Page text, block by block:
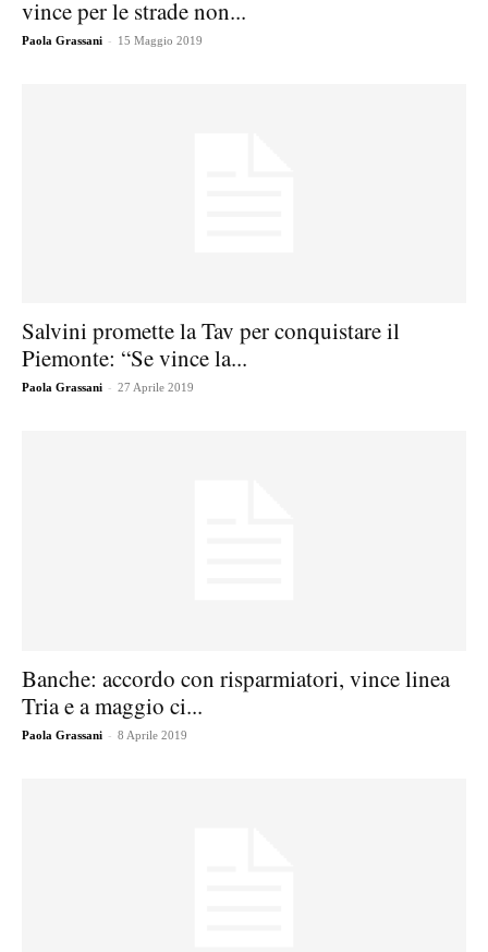
vince per le strade non...
Paola Grassani - 15 Maggio 2019
Salvini promette la Tav per conquistare il
Piemonte: “Se vince la...
Paola Grassani - 27 Aprile 2019
Banche: accordo con risparmiatori, vince linea
Tria e a maggio ci...
Paola Grassani - 8 Aprile 2019